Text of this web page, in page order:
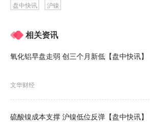
盘中快讯 沪镍
相关资讯
氧化铝早盘走弱 创三个月新低【盘中快讯】
文华财经
硫酸镍成本支撑 沪镍低位反弹【盘中快讯】